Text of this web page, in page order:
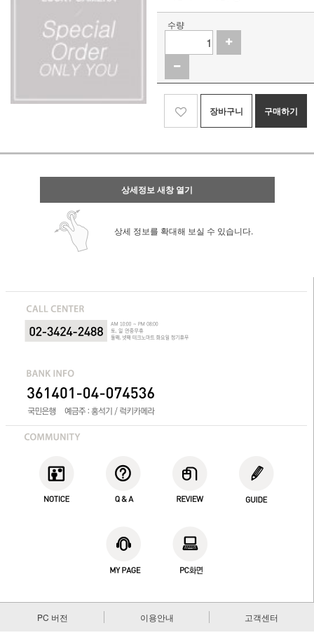
수량
장바구니 구매하기
상세정보 새창 열기
상세 정보를 확대해 보실 수 있습니다.
PC 버전 이용안내 고객센터